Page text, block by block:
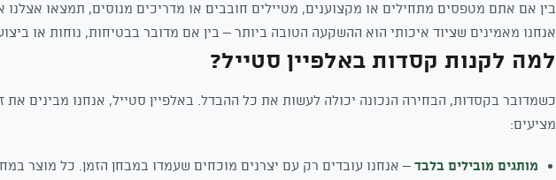
בין אם אתם מטפסים מתחילים או מקצוענים, מטיילים חובבים או מדריכים מנוסים, תמצאו אצלנו
אנחנו מאמינים שציוד איכותי הוא ההשקעה הטובה ביותר – בין אם מדובר בבטיחות, נוחות או
למה לקנות קסדות באלפיין סטייל?
כשמדובר בקסדות, הבחירה הנכונה יכולה לעשות את כל ההבדל. באלפיין סטייל, אנחנו מבינים את
מציעים:
מותגים מובילים בלבד – אנחנו עובדים רק עם יצרנים מוכחים שעמדו במבחן הזמן. כל מוצר